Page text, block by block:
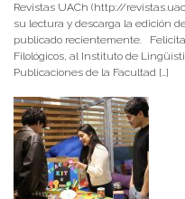
Revistas UACh (http://
su lectura y descarga la edición
publicado recientemente.
Filológicos, al Instituto de
Publicaciones de la Facultad […]